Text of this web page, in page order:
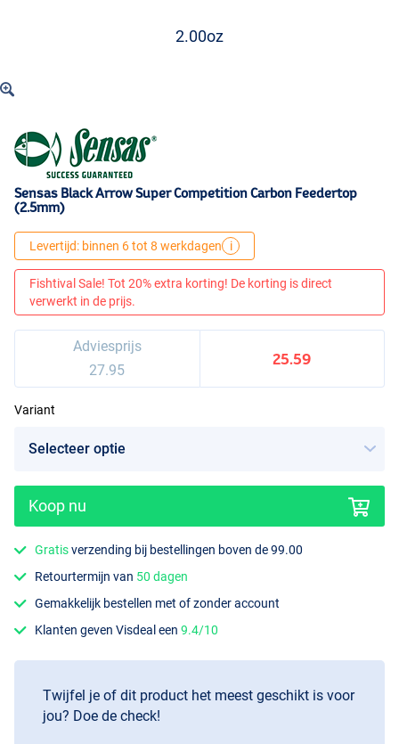
2.00oz
Sensas Black Arrow Super Competition Carbon Feedertop
(2.5mm)
Levertijd: binnen 6 tot 8 werkdagen i
Fishtival Sale! Tot 20% extra korting! De korting is direct
verwerkt in de prijs.
Adviesprijs
27.95
25.59
Variant
Koop nu
Gratisverzending bij bestellingen boven de 99.00
Retourtermijn van 50 dagen
Gemakkelijk bestellen met of zonder account
Klanten geven Visdeal een9.4/10
Twijfel je of dit product het meest geschikt is voor
jou? Doe de check!